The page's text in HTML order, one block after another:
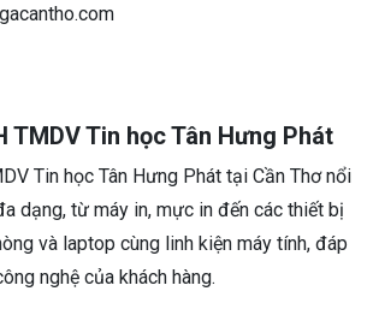
TMDV Tin học Tân Hưng Phát
Tin học Tân Hưng Phát tại Cần Thơ nổi
dạng, từ máy in, mực in đến các thiết bị
và laptop cùng linh kiện máy tính, đáp
nghệ của khách hàng.